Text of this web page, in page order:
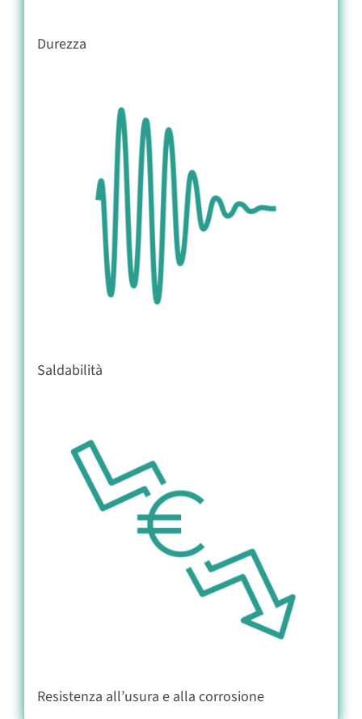
Durezza
Saldabilità
Resistenza all’usura e alla corrosione